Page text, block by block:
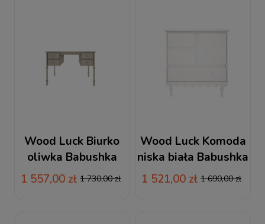
Wood Luck Biurko
oliwka Babushka
1 557,00 zł 1 730,00 zł
Wood Luck Komoda
niska biała Babushka
1 521,00 zł 1 690,00 zł